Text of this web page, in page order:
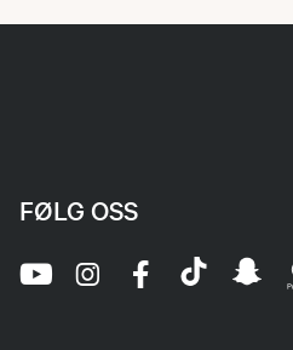
FØLG OSS